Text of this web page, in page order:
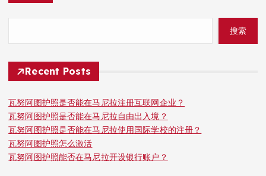
搜索
Recent Posts
瓦努阿图护照是否能在马尼拉注册互联网企业？
瓦努阿图护照是否能在马尼拉自由出入境？
瓦努阿图护照是否能在马尼拉使用国际学校的注册？
瓦努阿图护照怎么激活
瓦努阿图护照能否在马尼拉开设银行账户？